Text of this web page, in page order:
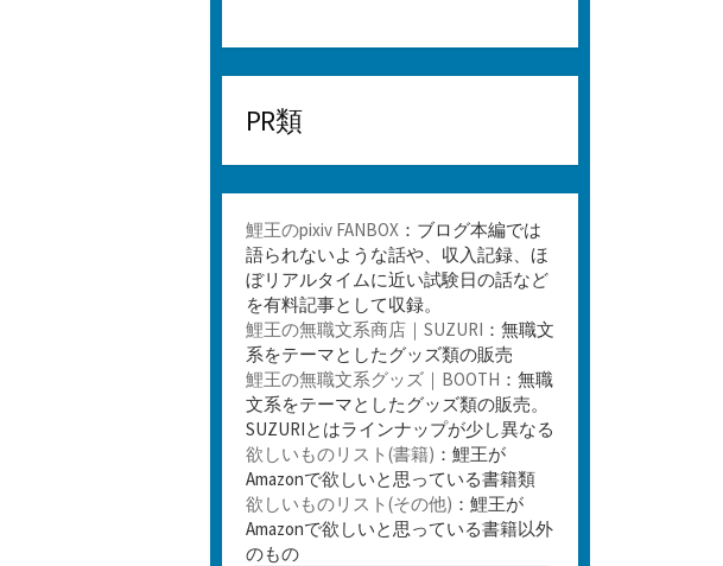
PR類
鯉王のpixiv FANBOX ：ブログ本編では
語られないような話や、収入記録、ほ
ぼリアルタイムに近い試験日の話など
を有料記事として収録。
鯉王の無職文系商店｜SUZURI ：無職文
系をテーマとしたグッズ類の販売
鯉王の無職文系グッズ｜BOOTH ：無職
文系をテーマとしたグッズ類の販売。
SUZURIとはラインナップが少し異なる
欲しいものリスト(書籍) ：鯉王が
Amazonで欲しいと思っている書籍類
欲しいものリスト(その他) ：鯉王が
Amazonで欲しいと思っている書籍以外
のもの